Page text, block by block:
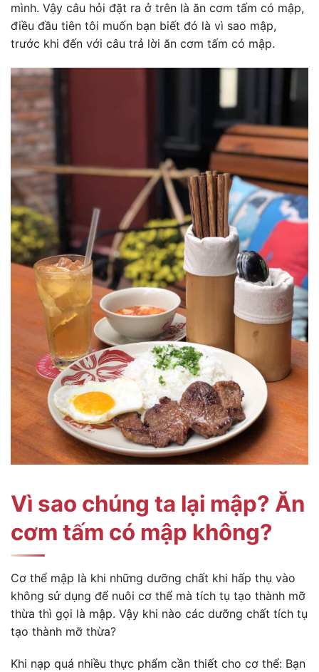
mình. Vậy câu hỏi đặt ra ở trên là ăn cơm tấm có mập,
điều đầu tiên tôi muốn bạn biết đó là vì sao mập,
trước khi đến với câu trả lời ăn cơm tấm có mập.
Vì sao chúng ta lại mập? Ăn
cơm tấm có mập không?
Cơ thể mập là khi những dưỡng chất khi hấp thụ vào
không sử dụng để nuôi cơ thể mà tích tụ tạo thành mỡ
thừa thì gọi là mập. Vậy khi nào các dưỡng chất tích tụ
tạo thành mỡ thừa?
Khi nạp quá nhiều thực phẩm cần thiết cho cơ thể: Bạn